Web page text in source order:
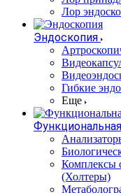
Лор
Эндоскопия
Гибкие
Еще
Комплексы
(Холтеры)